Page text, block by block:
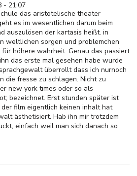
- 21:07
das aristotelische theater
es im wesentlichen darum beim
auszulösen der kartasis heißt. in
weltlichen sorgen und problemchen
höhere wahrheit. Genau das passiert
das erste mal gesehen habe wurde
überrollt dass ich nurnoch
die fresse zu schlagen. Nicht zu
new york times oder so als
bezeichnet. Erst stunden später ist
film eigentlich keinen inhalt hat
ästhetisiert. Hab ihn mir trotzdem
einfach weil man sich danach so